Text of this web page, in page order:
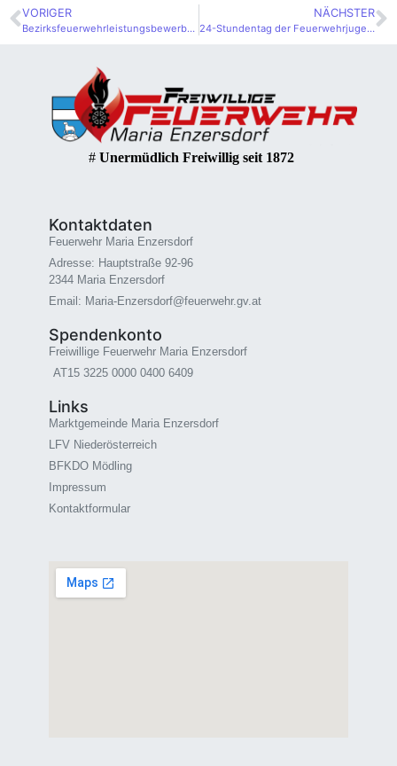
VORIGER
Bezirksfeuerwehrleistungsbewerbe in Achau
NÄCHSTER
24-Stundentag der Feuerwehrjugend
# Unermüdlich Freiwillig seit 1872
Kontaktdaten
Feuerwehr Maria Enzersdorf
Adresse: Hauptstraße 92-96
2344 Maria Enzersdorf
Email: Maria-Enzersdorf@feuerwehr.gv.at
Spendenkonto
Freiwillige Feuerwehr Maria Enzersdorf
AT15 3225 0000 0400 6409
Links
Marktgemeinde Maria Enzersdorf
LFV Niederösterreich
BFKDO Mödling
Impressum
Kontaktformular